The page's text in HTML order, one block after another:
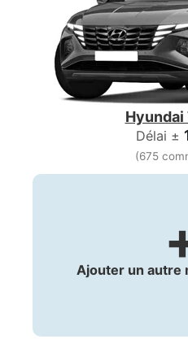
Hyundai
Délai ±
(675
Ajouter un autre